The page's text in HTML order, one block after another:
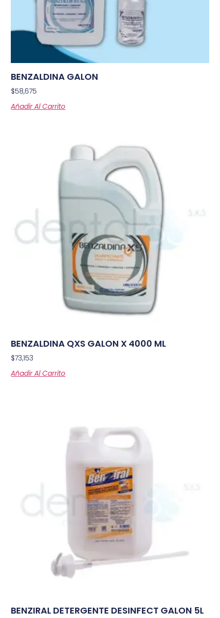
BENZALDINA GALON
$58,675
Añadir Al Carrito
BENZALDINA QXS GALON X 4000 ML
$73,153
Añadir Al Carrito
BENZIRAL DETERGENTE DESINFECT GALON 5L